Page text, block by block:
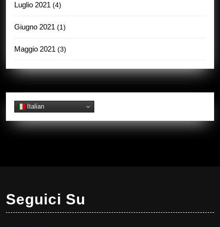
Luglio 2021 (4)
Giugno 2021 (1)
Maggio 2021 (3)
Italian
Seguici Su